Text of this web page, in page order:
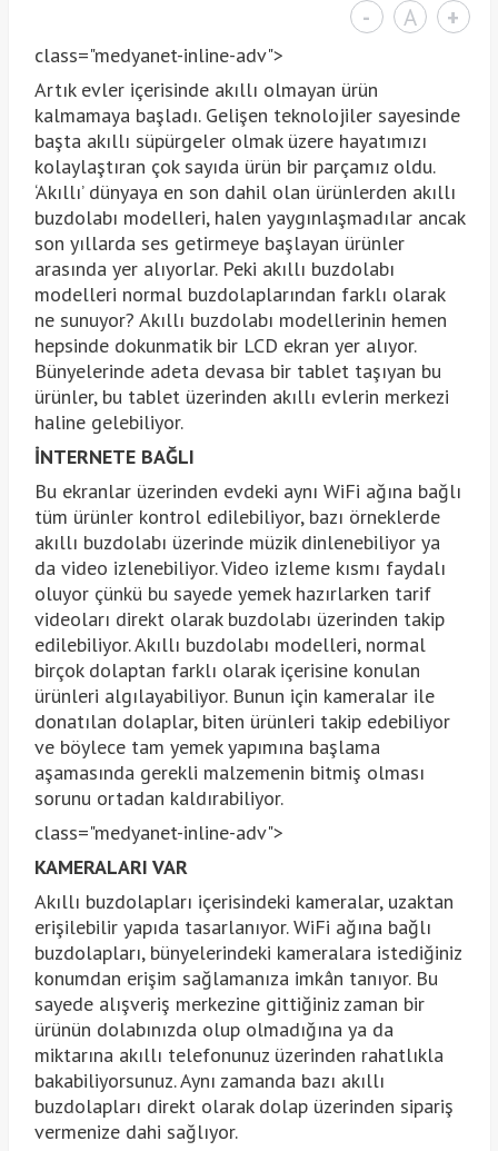
- A +
class="medyanet-inline-adv">
Artık evler içerisinde akıllı olmayan ürün
kalmamaya başladı. Gelişen teknolojiler sayesinde
başta akıllı süpürgeler olmak üzere hayatımızı
kolaylaştıran çok sayıda ürün bir parçamız oldu.
‘Akıllı’ dünyaya en son dahil olan ürünlerden akıllı
buzdolabı modelleri, halen yaygınlaşmadılar ancak
son yıllarda ses getirmeye başlayan ürünler
arasında yer alıyorlar. Peki akıllı buzdolabı
modelleri normal buzdolaplarından farklı olarak
ne sunuyor? Akıllı buzdolabı modellerinin hemen
hepsinde dokunmatik bir LCD ekran yer alıyor.
Bünyelerinde adeta devasa bir tablet taşıyan bu
ürünler, bu tablet üzerinden akıllı evlerin merkezi
haline gelebiliyor.
İNTERNETE BAĞLI
Bu ekranlar üzerinden evdeki aynı WiFi ağına bağlı
tüm ürünler kontrol edilebiliyor, bazı örneklerde
akıllı buzdolabı üzerinde müzik dinlenebiliyor ya
da video izlenebiliyor. Video izleme kısmı faydalı
oluyor çünkü bu sayede yemek hazırlarken tarif
videoları direkt olarak buzdolabı üzerinden takip
edilebiliyor. Akıllı buzdolabı modelleri, normal
birçok dolaptan farklı olarak içerisine konulan
ürünleri algılayabiliyor. Bunun için kameralar ile
donatılan dolaplar, biten ürünleri takip edebiliyor
ve böylece tam yemek yapımına başlama
aşamasında gerekli malzemenin bitmiş olması
sorunu ortadan kaldırabiliyor.
class="medyanet-inline-adv">
KAMERALARI VAR
Akıllı buzdolapları içerisindeki kameralar, uzaktan
erişilebilir yapıda tasarlanıyor. WiFi ağına bağlı
buzdolapları, bünyelerindeki kameralara istediğiniz
konumdan erişim sağlamanıza imkân tanıyor. Bu
sayede alışveriş merkezine gittiğiniz zaman bir
ürünün dolabınızda olup olmadığına ya da
miktarına akıllı telefonunuz üzerinden rahatlıkla
bakabiliyorsunuz. Aynı zamanda bazı akıllı
buzdolapları direkt olarak dolap üzerinden sipariş
vermenize dahi sağlıyor.